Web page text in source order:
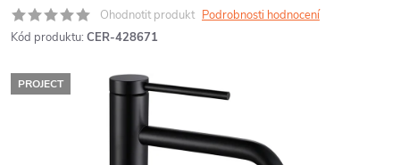
Ohodnotit produkt Podrobnosti hodnocení
Kód produktu: CER-428671
PROJECT